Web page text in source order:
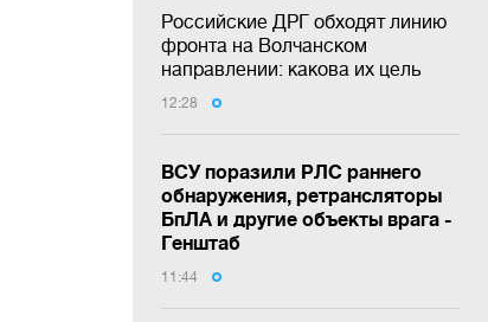
Российские ДРГ обходят линию
фронта на Волчанском
направлении: какова их цель
12:28
ВСУ поразили РЛС раннего
обнаружения, ретрансляторы
БпЛА и другие объекты врага -
Генштаб
11:44